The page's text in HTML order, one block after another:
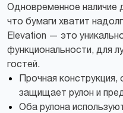
Одновременное наличие
что бумаги хватит
Elevation — это
функциональности, для
гостей.
Прочная
защищает рулон и
Оба рулона